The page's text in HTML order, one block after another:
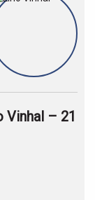
Vinhal – 21